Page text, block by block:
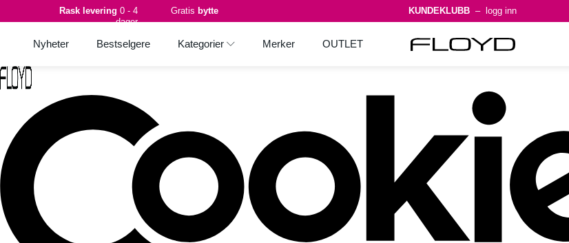
Rask levering 0 - 4
dager
Gratis bytte KUNDEKLUBB – logg inn
Nyheter Bestselgere Kategorier Merker OUTLET